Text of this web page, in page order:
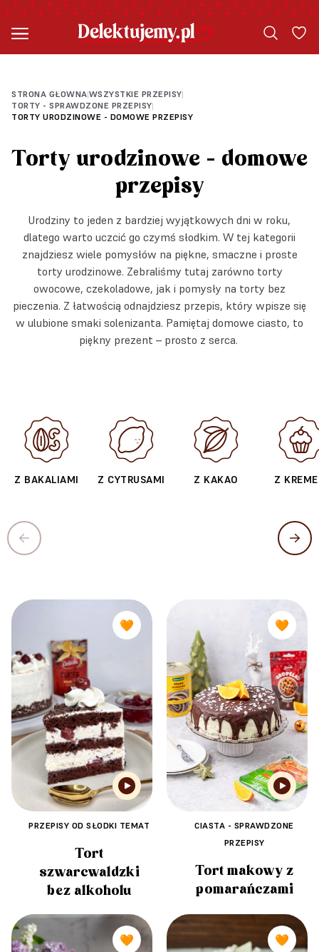
STRONA GŁOWNA|WSZYSTKIE PRZEPISY|
TORTY - SPRAWDZONE PRZEPISY|
TORTY URODZINOWE - DOMOWE PRZEPISY
Torty urodzinowe - domowe
przepisy
Urodziny to jeden z bardziej wyjątkowych dni w roku,
dlatego warto uczcić go czymś słodkim. W tej kategorii
znajdziesz wiele pomysłów na piękne, smaczne i proste
torty urodzinowe. Zebraliśmy tutaj zarówno torty
owocowe, czekoladowe, jak i pomysły na torty bez
pieczenia. Z łatwością odnajdziesz przepis, który wpisze się
w ulubione smaki solenizanta. Pamiętaj domowe ciasto, to
piękny prezent – prosto z serca.
Z BAKALIAMI Z CYTRUSAMI Z KAKAO Z
🧡
PRZEPISY OD SŁODKI TEMAT
Tort
szwarcwaldzki
bez alkoholu
🧡
CIASTA - SPRAWDZONE
PRZEPISY
Tort makowy z
pomarańczami
🧡 🧡